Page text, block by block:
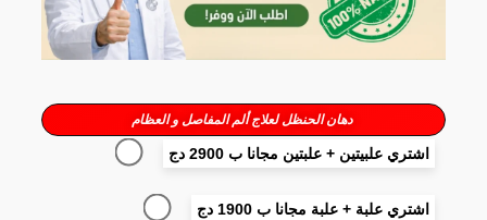
دهان الحنظل لعلاج ألم المفاصل و العظام
اشتري علبيتين + علبتين مجانا ب 2900 دج
اشتري علبة + علبة مجانا ب 1900 دج